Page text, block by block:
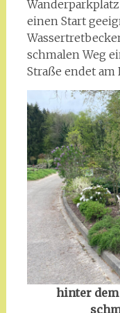
Wanderparkplatz
einen Start
schmalen Weg
Straße endet am
hinter